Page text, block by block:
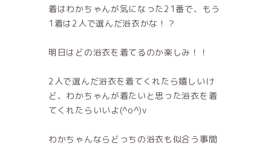
着はわかちゃんが気になった21番で、もう
1着は2人で選んだ浴衣かな！？
明日はどの浴衣を着てるのか楽しみ！！
2人で選んだ浴衣を着てくれたら嬉しいけ
ど、わかちゃんが着たいと思った浴衣を着
てくれたらいいよ(^o^)v
わかちゃんならどっちの浴衣も似合う事間